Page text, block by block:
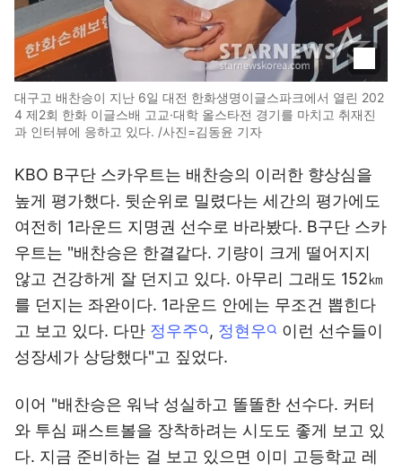
대구고 배찬승이 지난 6일 대전 한화생명이글스파크에서 열린 202
4 제2회 한화 이글스배 고교·대학 올스타전 경기를 마치고 취재진
과 인터뷰에 응하고 있다. /사진=김동윤 기자
KBO B구단 스카우트는 배찬승의 이러한 향상심을
높게 평가했다. 뒷순위로 밀렸다는 세간의 평가에도
여전히 1라운드 지명권 선수로 바라봤다. B구단 스카
우트는 "배찬승은 한결같다. 기량이 크게 떨어지지
않고 건강하게 잘 던지고 있다. 아무리 그래도 152㎞
를 던지는 좌완이다. 1라운드 안에는 무조건 뽑힌다
고 보고 있다. 다만 정우주 , 정현우
이런 선수들이
성장세가 상당했다"고 짚었다.
이어 "배찬승은 워낙 성실하고 똘똘한 선수다. 커터
와 투심 패스트볼을 장착하려는 시도도 좋게 보고 있
다. 지금 준비하는 걸 보고 있으면 이미 고등학교 레